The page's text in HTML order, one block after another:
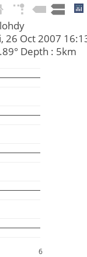
6
26 Oct 2007
0.89° Depth : 5km